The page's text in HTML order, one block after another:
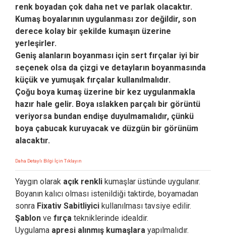
renk boyadan çok daha net ve parlak olacaktır.
Kumaş boyalarının uygulanması zor değildir, son
derece kolay bir şekilde kumaşın üzerine
yerleşirler.
Geniş alanların boyanması için sert fırçalar iyi bir
seçenek olsa da çizgi ve detayların boyanmasında
küçük ve yumuşak fırçalar kullanılmalıdır.
Çoğu boya kumaş üzerine bir kez uygulanmakla
hazır hale gelir. Boya ıslakken parçalı bir görüntü
veriyorsa bundan endişe duyulmamalıdır, çünkü
boya çabucak kuruyacak ve düzgün bir görünüm
alacaktır.
Daha Detaylı Bilgi İçin Tıklayın
Yaygın olarak açık renkli kumaşlar üstünde uygulanır.
Boyanın kalıcı olması istenildiği taktirde, boyamadan
sonra Fixativ Sabitliyici kullanılması tavsiye edilir.
Şablon ve fırça tekniklerinde idealdir.
Uygulama apresi alınmış kumaşlara yapılmalıdır.